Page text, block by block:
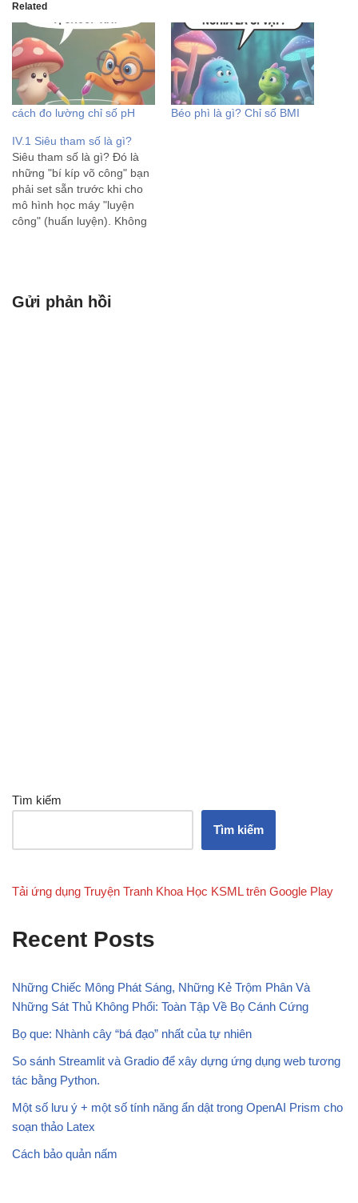
Related
cách đo lường chỉ số pH Béo phì là gì? Chỉ số BMI
IV.1 Siêu tham số là gì?
Siêu tham số là gì? Đó là
những "bí kíp võ công" bạn
phải set sẵn trước khi cho
mô hình học máy "luyện
công" (huấn luyện). Không
Gửi phản hồi
Tìm kiếm
Tìm kiếm
Tải ứng dụng Truyện Tranh Khoa Học KSML trên Google Play
Recent Posts
Những Chiếc Mông Phát Sáng, Những Kẻ Trộm Phân Và
Những Sát Thủ Không Phổi: Toàn Tập Về Bọ Cánh Cứng
Bọ que: Nhành cây “bá đạo” nhất của tự nhiên
So sánh Streamlit và Gradio để xây dựng ứng dụng web tương
tác bằng Python.
Một số lưu ý + một số tính năng ẩn dật trong OpenAI Prism cho
soạn thảo Latex
Cách bảo quản nấm